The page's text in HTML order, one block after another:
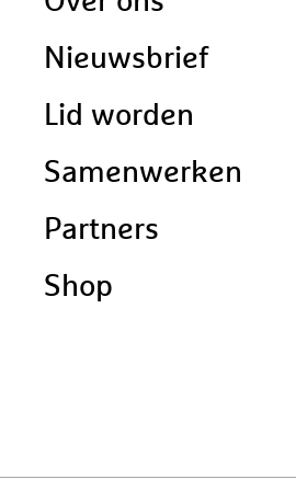
Nieuwsbrief
Lid worden
Samenwerken
Partners
Shop